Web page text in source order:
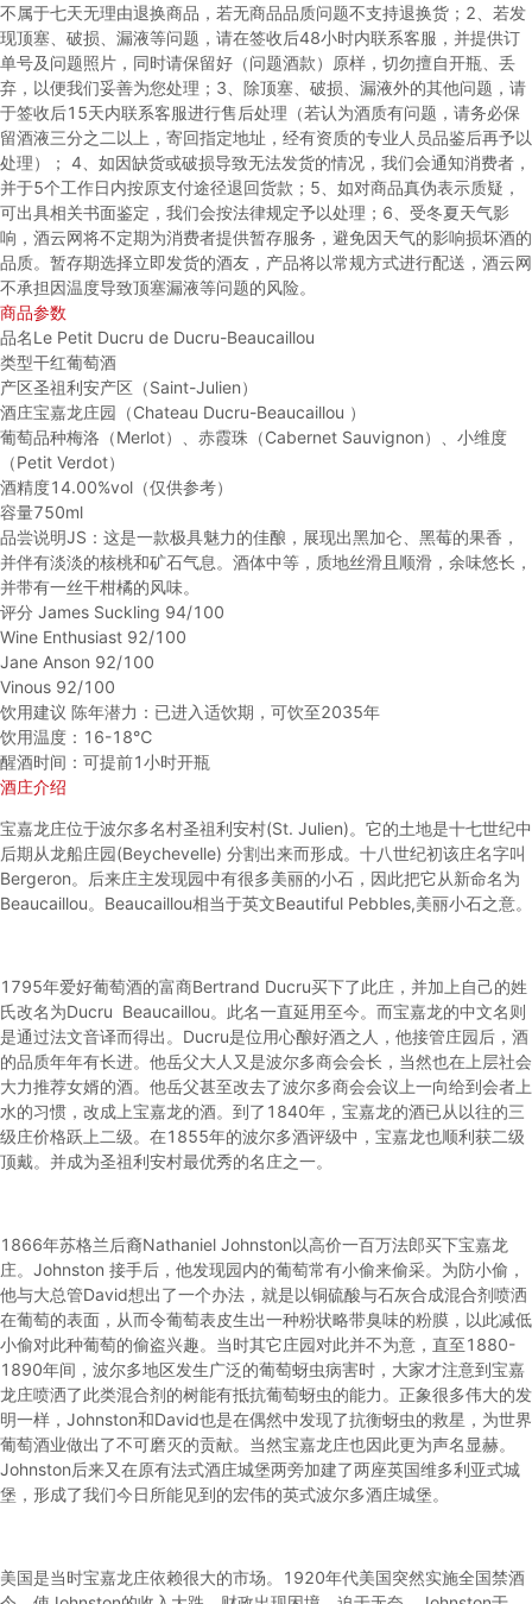
不属于七天无理由退换商品，若无商品品质问题不支持退换货； 2、若发
现顶塞、破损、漏液等问题，请在签收后48小时内联系客服，并提供订
单号及问题照片，同时请保留好（问题酒款）原样，切勿擅自开瓶、丢
弃，以便我们妥善为您处理； 3、除顶塞、破损、漏液外的其他问题，请
于签收后15天内联系客服进行售后处理（若认为酒质有问题，请务必保
留酒液三分之二以上，寄回指定地址，经有资质的专业人员品鉴后再予以
处理）； 4、如因缺货或破损导致无法发货的情况，我们会通知消费者，
并于5个工作日内按原支付途径退回货款； 5、如对商品真伪表示质疑，
可出具相关书面鉴定，我们会按法律规定予以处理； 6、受冬夏天气影
响，酒云网将不定期为消费者提供暂存服务，避免因天气的影响损坏酒的
品质。暂存期选择立即发货的酒友，产品将以常规方式进行配送，酒云网
不承担因温度导致顶塞漏液等问题的风险。
商品参数
品名Le Petit Ducru de Ducru-Beaucaillou
类型干红葡萄酒
产区圣祖利安产区（Saint-Julien）
酒庄宝嘉龙庄园（Chateau Ducru-Beaucaillou ）
葡萄品种梅洛（Merlot）、赤霞珠（Cabernet Sauvignon）、小维度
（Petit Verdot）
酒精度14.00%vol（仅供参考）
容量750ml
品尝说明JS：这是一款极具魅力的佳酿，展现出黑加仑、黑莓的果香，
并伴有淡淡的核桃和矿石气息。酒体中等，质地丝滑且顺滑，余味悠长，
并带有一丝干柑橘的风味。
评分 James Suckling 94/100
Wine Enthusiast 92/100
Jane Anson 92/100
Vinous 92/100
饮用建议 陈年潜力：已进入适饮期，可饮至2035年
饮用温度：16-18℃
醒酒时间：可提前1小时开瓶
酒庄介绍
宝嘉龙庄位于波尔多名村圣祖利安村(St. Julien)。它的土地是十七世纪中
后期从龙船庄园(Beychevelle) 分割出来而形成。十八世纪初该庄名字叫
Bergeron。后来庄主发现园中有很多美丽的小石，因此把它从新命名为
Beaucaillou。Beaucaillou相当于英文Beautiful Pebbles,美丽小石之意。
1795年爱好葡萄酒的富商Bertrand Ducru买下了此庄，并加上自己的姓
氏改名为Ducru Beaucaillou。此名一直延用至今。而宝嘉龙的中文名则
是通过法文音译而得出。Ducru是位用心酿好酒之人，他接管庄园后，酒
的品质年年有长进。他岳父大人又是波尔多商会会长，当然也在上层社会
大力推荐女婿的酒。他岳父甚至改去了波尔多商会会议上一向给到会者上
水的习惯，改成上宝嘉龙的酒。到了1840年，宝嘉龙的酒已从以往的三
级庄价格跃上二级。在1855年的波尔多酒评级中，宝嘉龙也顺利获二级
顶戴。并成为圣祖利安村最优秀的名庄之一。
1866年苏格兰后裔Nathaniel Johnston以高价一百万法郎买下宝嘉龙
庄。Johnston 接手后，他发现园内的葡萄常有小偷来偷采。为防小偷，
他与大总管David想出了一个办法，就是以铜硫酸与石灰合成混合剂喷洒
在葡萄的表面，从而令葡萄表皮生出一种粉状略带臭味的粉膜，以此减低
小偷对此种葡萄的偷盗兴趣。当时其它庄园对此并不为意，直至1880-
1890年间，波尔多地区发生广泛的葡萄蚜虫病害时，大家才注意到宝嘉
龙庄喷洒了此类混合剂的树能有抵抗葡萄蚜虫的能力。正象很多伟大的发
明一样，Johnston和David也是在偶然中发现了抗衡蚜虫的救星，为世界
葡萄酒业做出了不可磨灭的贡献。当然宝嘉龙庄也因此更为声名显赫。
Johnston后来又在原有法式酒庄城堡两旁加建了两座英国维多利亚式城
堡，形成了我们今日所能见到的宏伟的英式波尔多酒庄城堡。
美国是当时宝嘉龙庄依赖很大的市场。1920年代美国突然实施全国禁酒